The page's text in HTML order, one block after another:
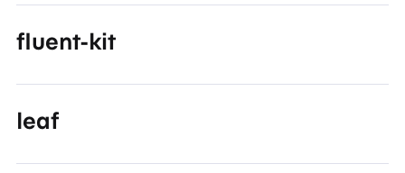
fluent-kit
leaf